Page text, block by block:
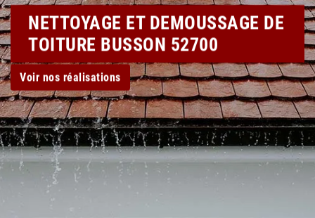
NETTOYAGE ET DEMOUSSAGE DE
TOITURE BUSSON 52700
Voir nos réalisations